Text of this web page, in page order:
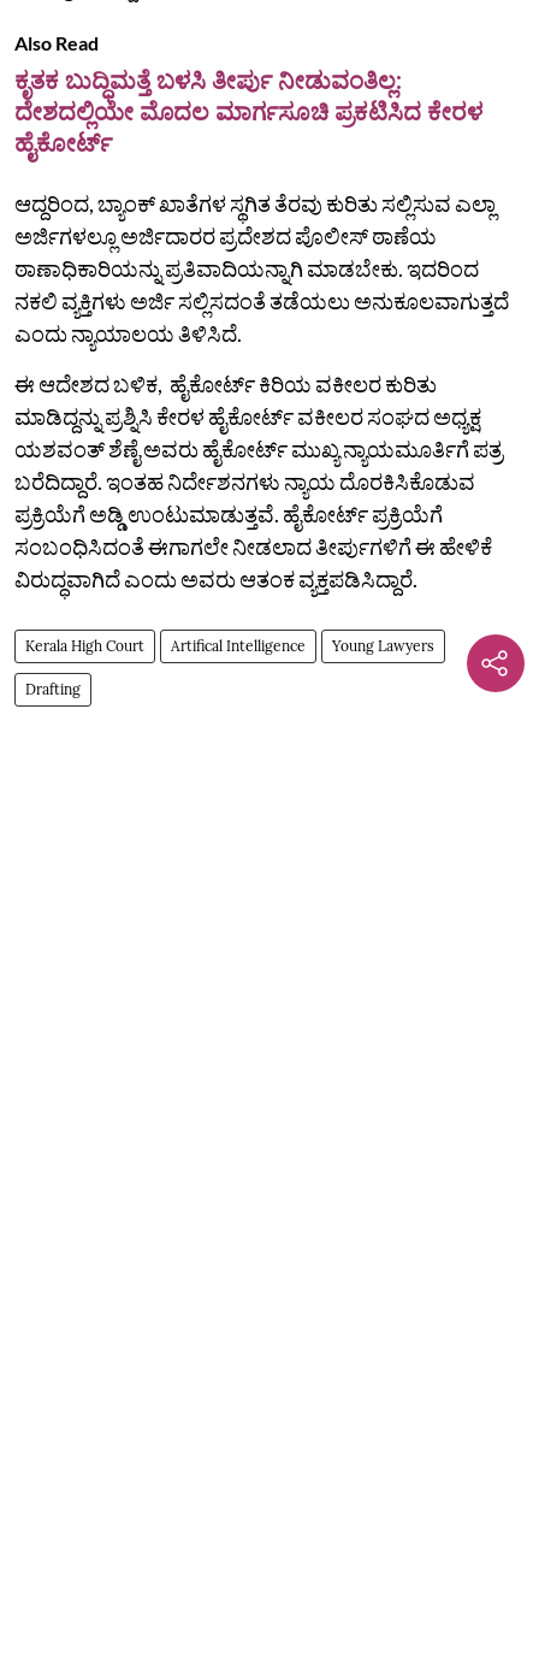
Also Read
ಕೃತಕ ಬುದ್ಧಿಮತ್ತೆ ಬಳಸಿ ತೀರ್ಪು ನೀಡುವಂತಿಲ್ಲ:
ದೇಶದಲ್ಲಿಯೇ ಮೊದಲ ಮಾರ್ಗಸೂಚಿ ಪ್ರಕಟಿಸಿದ ಕೇರಳ
ಹೈಕೋರ್ಟ್
ಆದ್ದರಿಂದ, ಬ್ಯಾಂಕ್ ಖಾತೆಗಳ ಸ್ಥಗಿತ ತೆರವು ಕುರಿತು ಸಲ್ಲಿಸುವ ಎಲ್ಲಾ
ಅರ್ಜಿಗಳಲ್ಲೂ ಅರ್ಜಿದಾರರ ಪ್ರದೇಶದ ಪೊಲೀಸ್ ಠಾಣೆಯ
ಠಾಣಾಧಿಕಾರಿಯನ್ನು ಪ್ರತಿವಾದಿಯನ್ನಾಗಿ ಮಾಡಬೇಕು. ಇದರಿಂದ
ನಕಲಿ ವ್ಯಕ್ತಿಗಳು ಅರ್ಜಿ ಸಲ್ಲಿಸದಂತೆ ತಡೆಯಲು ಅನುಕೂಲವಾಗುತ್ತದೆ
ಎಂದು ನ್ಯಾಯಾಲಯ ತಿಳಿಸಿದೆ.
ಈ ಆದೇಶದ ಬಳಿಕ, ಹೈಕೋರ್ಟ್‌ ಕಿರಿಯ ವಕೀಲರ ಕುರಿತು
ಮಾಡಿದ್ದನ್ನು ಪ್ರಶ್ನಿಸಿ ಕೇರಳ ಹೈಕೋರ್ಟ್ ವಕೀಲರ ಸಂಘದ ಅಧ್ಯಕ್ಷ
ಯಶವಂತ್‌ ಶೆಣೈ ಅವರು ಹೈಕೋರ್ಟ್ ಮುಖ್ಯ ನ್ಯಾಯಮೂರ್ತಿಗೆ ಪತ್ರ
ಬರೆದಿದ್ದಾರೆ. ಇಂತಹ ನಿರ್ದೇಶನಗಳು ನ್ಯಾಯ ದೊರಕಿಸಿಕೊಡುವ
ಪ್ರಕ್ರಿಯೆಗೆ ಅಡ್ಡಿ ಉಂಟುಮಾಡುತ್ತವೆ. ಹೈಕೋರ್ಟ್‌ ಪ್ರಕ್ರಿಯೆಗೆ
ಸಂಬಂಧಿಸಿದಂತೆ ಈಗಾಗಲೇ ನೀಡಲಾದ ತೀರ್ಪುಗಳಿಗೆ ಈ ಹೇಳಿಕೆ
ವಿರುದ್ಧವಾಗಿದೆ ಎಂದು ಅವರು ಆತಂಕ ವ್ಯಕ್ತಪಡಿಸಿದ್ದಾರೆ.
Kerala High Court Artifical Intelligence Young Lawyers
Drafting